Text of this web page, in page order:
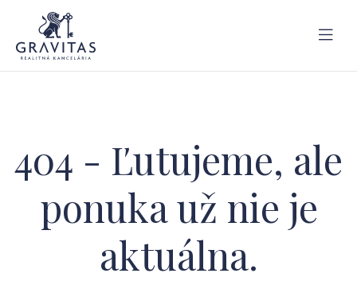
404 - Ľutujeme, ale
ponuka už nie je
aktuálna.